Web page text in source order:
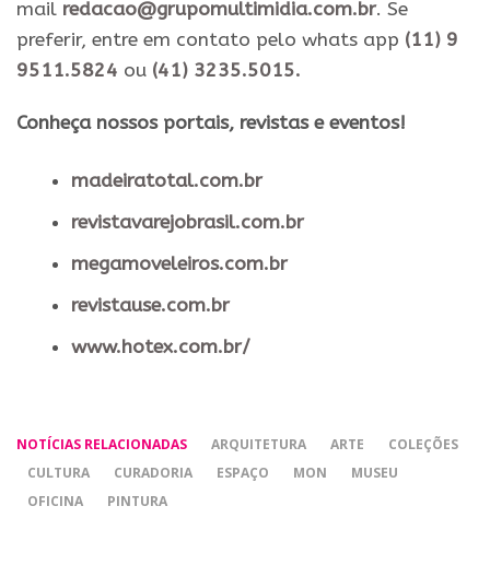
mail redacao@grupomultimidia.com.br. Se
preferir, entre em contato pelo whats app (11) 9
9511.5824 ou (41) 3235.5015.
​Conheça nossos ​portais, revistas e eventos​!
madeiratotal.com.br
revistavarejobrasil.com.br
megamoveleiros.com.br
revistause.com.br
www.hotex.com.br/
NOTÍCIAS RELACIONADAS ARQUITETURA ARTE
COLEÇÕES
CULTURA
CURADORIA ESPAÇO MON
MUSEU
OFICINA
PINTURA